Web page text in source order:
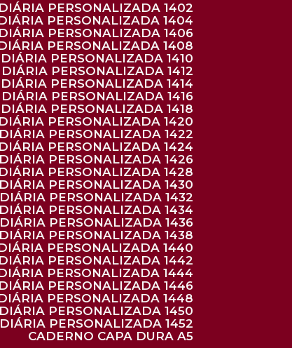
DIÁRIA PERSONALIZADA 1402
DIÁRIA PERSONALIZADA 1404
DIÁRIA PERSONALIZADA 1406
DIÁRIA PERSONALIZADA 1408
DIÁRIA PERSONALIZADA 1410
DIÁRIA PERSONALIZADA 1412
DIÁRIA PERSONALIZADA 1414
DIÁRIA PERSONALIZADA 1416
DIÁRIA PERSONALIZADA 1418
DIÁRIA PERSONALIZADA 1420
DIÁRIA PERSONALIZADA 1422
DIÁRIA PERSONALIZADA 1424
DIÁRIA PERSONALIZADA 1426
DIÁRIA PERSONALIZADA 1428
DIÁRIA PERSONALIZADA 1430
DIÁRIA PERSONALIZADA 1432
DIÁRIA PERSONALIZADA 1434
DIÁRIA PERSONALIZADA 1436
DIÁRIA PERSONALIZADA 1438
DIÁRIA PERSONALIZADA 1440
DIÁRIA PERSONALIZADA 1442
DIÁRIA PERSONALIZADA 1444
DIÁRIA PERSONALIZADA 1446
DIÁRIA PERSONALIZADA 1448
DIÁRIA PERSONALIZADA 1450
DIÁRIA PERSONALIZADA 1452
CADERNO CAPA DURA A5